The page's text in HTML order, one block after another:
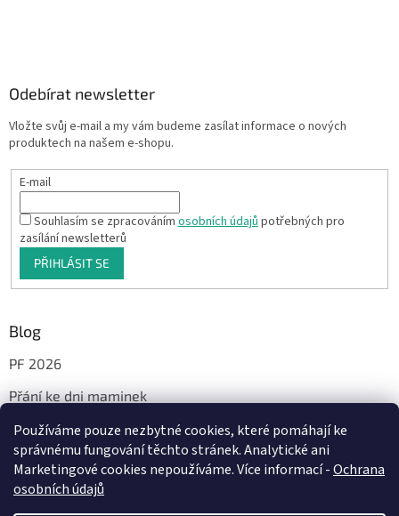
Používáme pouze nezbytné cookies, které pomáhají ke
správnému fungování těchto stránek. Analytické ani
Marketingové cookies nepoužíváme. Více informací -Ochrana
osobních údajů
Odebírat newsletter
Vložte svůj e-mail a my vám budeme zasílat informace o nových
produktech na našem e-shopu.
E-mail
Souhlasím se zpracováním osobních údajů potřebných pro
zasílání newsletterů
PŘIHLÁSIT SE
Blog
PF 2026
Přání ke dni maminek
Facebook